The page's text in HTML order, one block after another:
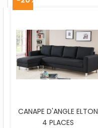
CANAPE D'ANGLE ELTON
4 PLACES